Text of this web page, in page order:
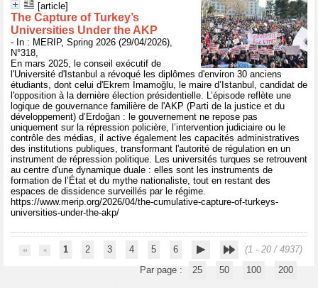
[article]
The Capture of Turkey’s
Universities Under the AKP
- In : MERIP, Spring 2026 (29/04/2026),
N°318,
En mars 2025, le conseil exécutif de
l'Université d'Istanbul a révoqué les diplômes d'environ 30 anciens
étudiants, dont celui d'Ekrem İmamoğlu, le maire d’Istanbul, candidat de
l'opposition à la dernière élection présidentielle. L’épisode reflète une
logique de gouvernance familière de l'AKP (Parti de la justice et du
développement) d’Erdoğan : le gouvernement ne repose pas
uniquement sur la répression policière, l’intervention judiciaire ou le
contrôle des médias, il active également les capacités administratives
des institutions publiques, transformant l'autorité de régulation en un
instrument de répression politique. Les universités turques se retrouvent
au centre d'une dynamique duale : elles sont les instruments de
formation de l’État et du mythe nationaliste, tout en restant des
espaces de dissidence surveillés par le régime.
https://www.merip.org/2026/04/the-cumulative-capture-of-turkeys-
universities-under-the-akp/
1 2 3 4 5 6
(1 - 20 / 4937)
Par page :
25 50 100 200